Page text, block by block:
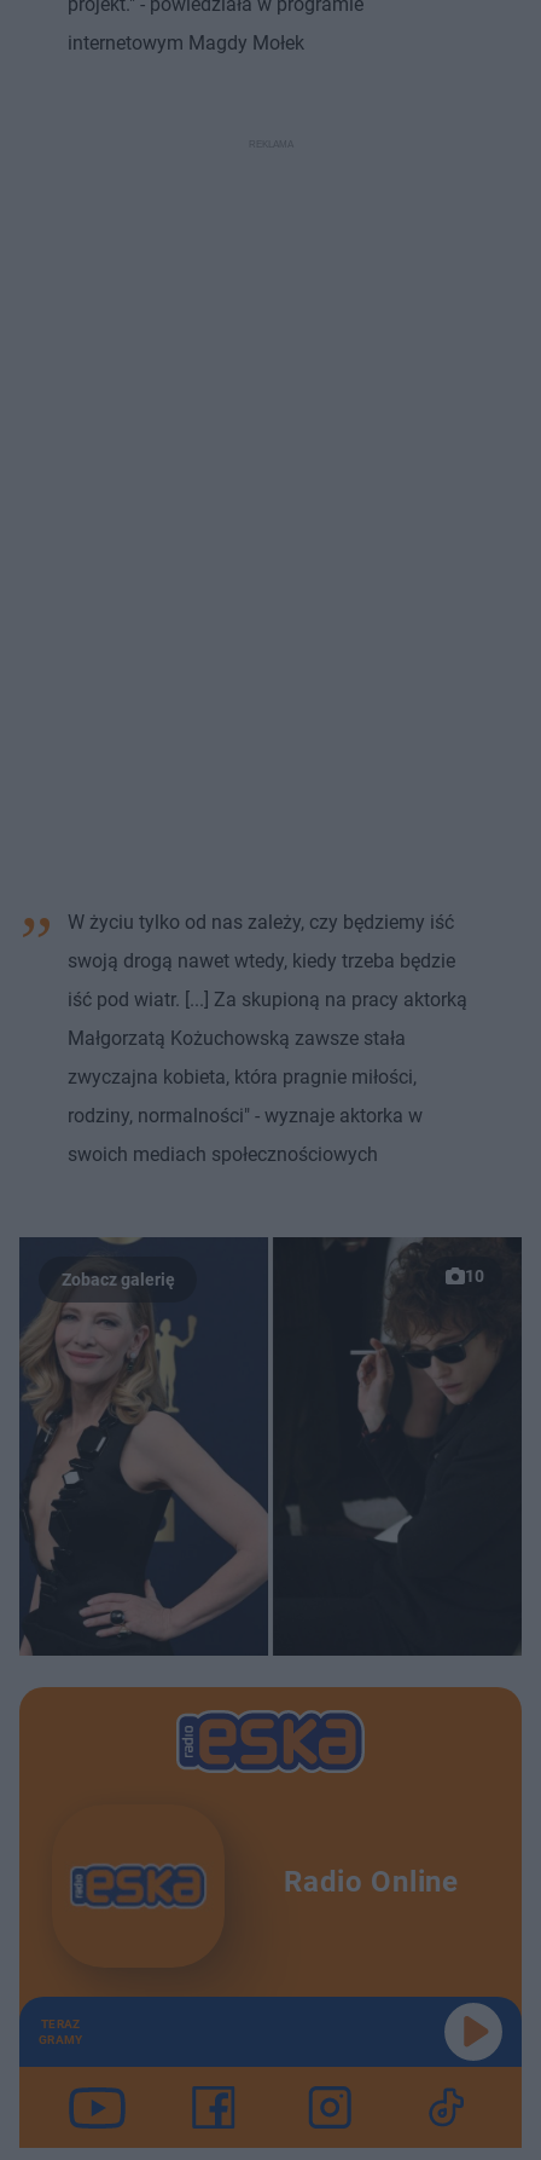
internetowym Magdy Mołek
W życiu tylko od nas zależy, czy będziemy iść
swoją drogą nawet wtedy, kiedy trzeba będzie
iść pod wiatr. [...] Za skupioną na pracy aktorką
Małgorzatą Kożuchowską zawsze stała
zwyczajna kobieta, która pragnie miłości,
rodziny, normalności" - wyznaje aktorka w
swoich mediach społecznościowych
10
Radio Online
TERAZ
GRAMY